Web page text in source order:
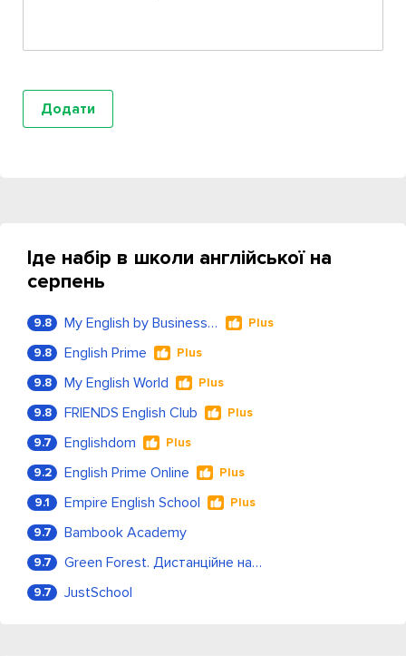
Іде набір в школи англійської на
серпень
9.8 My English by Business Language Plus
9.8 English Prime Plus
9.8 My English World Plus
9.8 FRIENDS English Club Plus
9.7 Englishdom Plus
9.2 English Prime Online Plus
9.1 Empire English School Plus
9.7 Bambook Academy
9.7 Green Forest. Дистанційне навчання
9.7 JustSchool